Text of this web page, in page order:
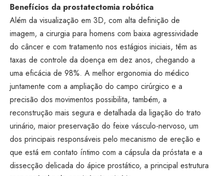
Benefícios da prostatectomia robótica
Além da visualização em 3D, com alta definição de
imagem, a cirurgia para homens com baixa agressividade
do câncer e com tratamento nos estágios iniciais, têm as
taxas de controle da doença em dez anos, chegando a
uma eficácia de 98%. A melhor ergonomia do médico
juntamente com a ampliação do campo cirúrgico e a
precisão dos movimentos possibilita, também, a
reconstrução mais segura e detalhada da ligação do trato
urinário, maior preservação do feixe vásculo-nervoso, um
dos principais responsáveis pelo mecanismo de ereção e
que está em contato íntimo com a cápsula da próstata e a
dissecção delicada do ápice prostático, a principal estrutura